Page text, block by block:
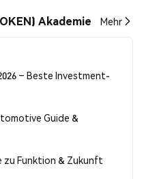
Akademie Mehr
– Beste Investment-
Guide &
zu Funktion & Zukunft